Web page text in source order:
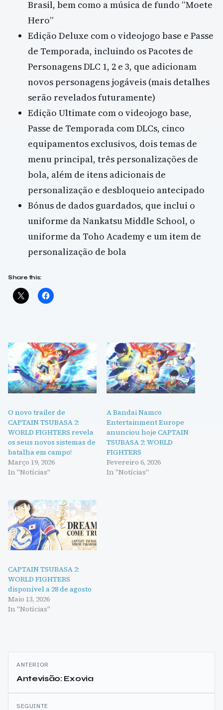
Brasil, bem como a música de fundo “Moete
Hero”
Edição Deluxe com o videojogo base e Passe
de Temporada, incluindo os Pacotes de
Personagens DLC 1, 2 e 3, que adicionam
novos personagens jogáveis (mais detalhes
serão revelados futuramente)
Edição Ultimate com o videojogo base,
Passe de Temporada com DLCs, cinco
equipamentos exclusivos, dois temas de
menu principal, três personalizações de
bola, além de itens adicionais de
personalização e desbloqueio antecipado
Bónus de dados guardados, que inclui o
uniforme da Nankatsu Middle School, o
uniforme da Toho Academy e um item de
personalização de bola
Share this:
O novo trailer de
CAPTAIN TSUBASA 2:
WORLD FIGHTERS revela
os seus novos sistemas de
batalha em campo!
Março 19, 2026
In "Notícias"
A Bandai Namco
Entertainment Europe
anunciou hoje CAPTAIN
TSUBASA 2: WORLD
FIGHTERS
Fevereiro 6, 2026
In "Notícias"
CAPTAIN TSUBASA 2:
WORLD FIGHTERS
disponível a 28 de agosto
Maio 13, 2026
In "Notícias"
Navegação
de
artigos
ANTERIOR
Antevisão: Exovia
SEGUINTE